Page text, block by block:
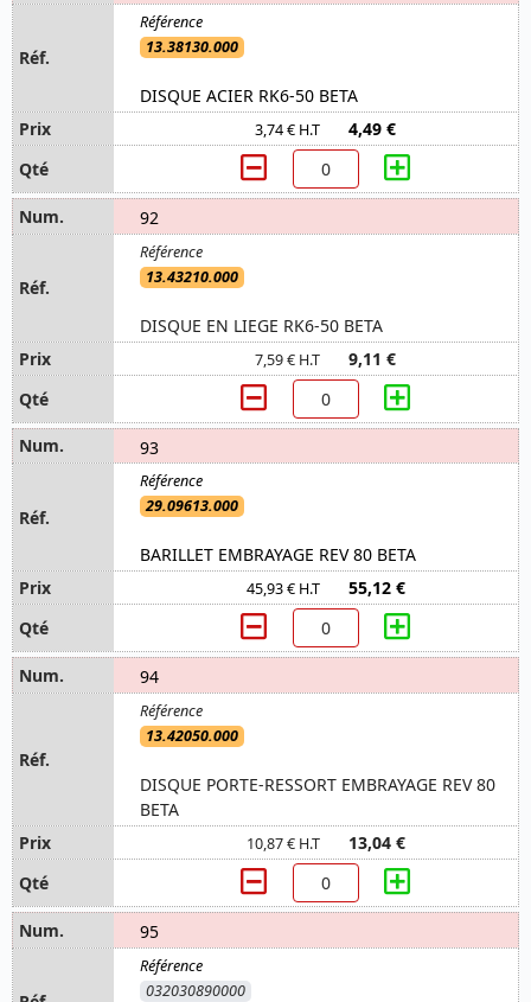
13.38130.000
DISQUE ACIER RK6-50 BETA
3,74 € H.T 4,49 €
92
13.43210.000
DISQUE EN LIEGE RK6-50 BETA
7,59 € H.T 9,11 €
93
29.09613.000
BARILLET EMBRAYAGE REV 80 BETA
45,93 € H.T 55,12 €
94
13.42050.000
DISQUE PORTE-RESSORT EMBRAYAGE REV 80
BETA
10,87 € H.T 13,04 €
95
032030890000